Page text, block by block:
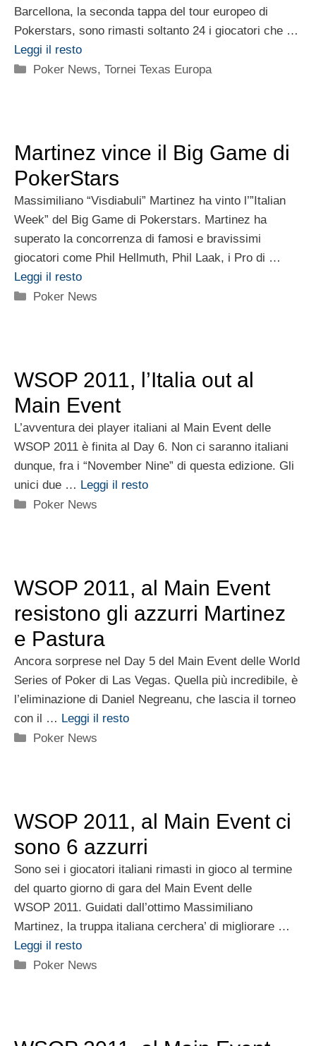
Barcellona, la seconda tappa del tour europeo di
Pokerstars, sono rimasti soltanto 24 i giocatori che …
Leggi il resto
Categorie
Poker News,Tornei Texas Europa
Martinez vince il Big Game di
PokerStars
Massimiliano “Visdiabuli” Martinez ha vinto l’”Italian
Week” del Big Game di Pokerstars. Martinez ha
superato la concorrenza di famosi e bravissimi
giocatori come Phil Hellmuth, Phil Laak, i Pro di …
Leggi il resto
Categorie
Poker News
WSOP 2011, l’Italia out al
Main Event
L’avventura dei player italiani al Main Event delle
WSOP 2011 è finita al Day 6. Non ci saranno italiani
dunque, fra i “November Nine” di questa edizione. Gli
unici due … Leggi il resto
Categorie
Poker News
WSOP 2011, al Main Event
resistono gli azzurri Martinez
e Pastura
Ancora sorprese nel Day 5 del Main Event delle World
Series of Poker di Las Vegas. Quella più incredibile, è
l’eliminazione di Daniel Negreanu, che lascia il torneo
con il … Leggi il resto
Categorie
Poker News
WSOP 2011, al Main Event ci
sono 6 azzurri
Sono sei i giocatori italiani rimasti in gioco al termine
del quarto giorno di gara del Main Event delle
WSOP 2011. Guidati dall’ottimo Massimiliano
Martinez, la truppa italiana cerchera’ di migliorare …
Leggi il resto
Categorie
Poker News